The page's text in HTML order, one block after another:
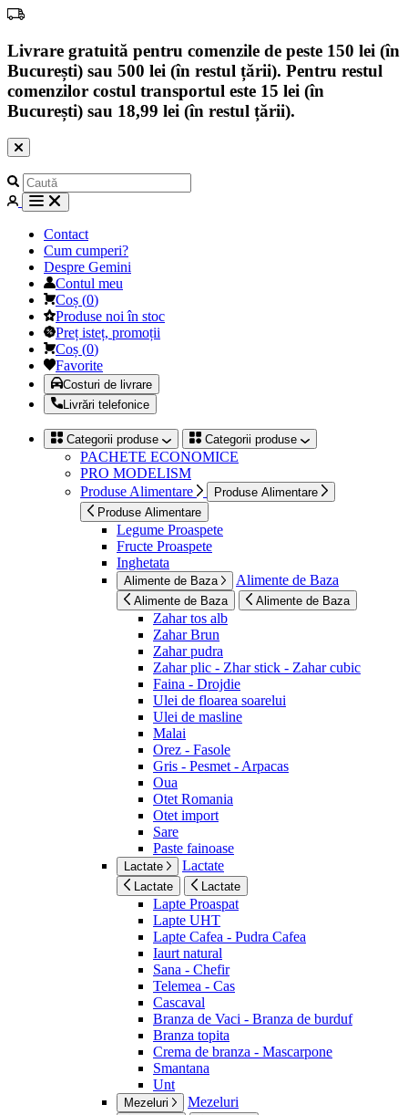
Livrare gratuită pentru comenzile de peste 150 lei (în
București) sau 500 lei (în restul țării). Pentru restul
comenzilor costul transportul este 15 lei (în
București) sau 18,99 lei (în restul țării).
Contact
Cum cumperi?
Despre Gemini
Contul meu
Coș (0)
Produse noi în stoc
Preț isteț, promoții
Coș (0)
Favorite
Costuri de livrare
Livrări telefonice
Categorii produse Categorii produse
PACHETE ECONOMICE
PRO MODELISM
Produse Alimentare
Produse Alimentare
Produse Alimentare
Legume Proaspete
Fructe Proaspete
Inghetata
Alimente de Baza Alimente de Baza
Alimente de Baza Alimente de Baza
Zahar tos alb
Zahar Brun
Zahar pudra
Zahar plic - Zhar stick - Zahar cubic
Faina - Drojdie
Ulei de floarea soarelui
Ulei de masline
Malai
Orez - Fasole
Gris - Pesmet - Arpacas
Oua
Otet Romania
Otet import
Sare
Paste fainoase
Lactate Lactate
Lactate Lactate
Lapte Proaspat
Lapte UHT
Lapte Cafea - Pudra Cafea
Iaurt natural
Sana - Chefir
Telemea - Cas
Cascaval
Branza de Vaci - Branza de burduf
Branza topita
Crema de branza - Mascarpone
Smantana
Unt
Mezeluri Mezeluri